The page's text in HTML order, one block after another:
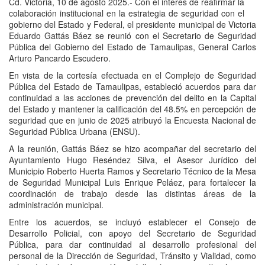
colaboración institucional en la estrategia de seguridad con el
gobierno del Estado y Federal, el presidente municipal de Victoria
Eduardo Gattás Báez se reunió con el Secretario de Seguridad
Pública del Gobierno del Estado de Tamaulipas, General Carlos
Arturo Pancardo Escudero.
En vista de la cortesía efectuada en el Complejo de Seguridad
Pública del Estado de Tamaulipas, estableció acuerdos para dar
continuidad a las acciones de prevención del delito en la Capital
del Estado y mantener la calificación del 48.5% en percepción de
seguridad que en junio de 2025 atribuyó la Encuesta Nacional de
Seguridad Pública Urbana (ENSU).
A la reunión, Gattás Báez se hizo acompañar del secretario del
Ayuntamiento Hugo Reséndez Silva, el Asesor Jurídico del
Municipio Roberto Huerta Ramos y Secretario Técnico de la Mesa
de Seguridad Municipal Luis Enrique Peláez, para fortalecer la
coordinación de trabajo desde las distintas áreas de la
administración municipal.
Entre los acuerdos, se incluyó establecer el Consejo de
Desarrollo Policial, con apoyo del Secretario de Seguridad
Pública, para dar continuidad al desarrollo profesional del
personal de la Dirección de Seguridad, Tránsito y Vialidad, como